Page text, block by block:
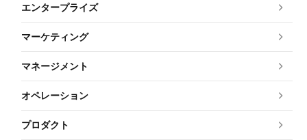
エンタープライズ
マーケティング
マネージメント
オペレーション
プロダクト